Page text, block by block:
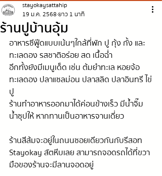
ร้านปูบ้านอุ้ม
stayokaysattahip
19 ม.ค. 2568 ยาว 1 นาที
อาหารซีฟู๊ดแบบเน้นๆใกล้ที่พัก ปู กุ้ง กั้ง และ
ทะเลดอง รสชาติอร่อย สด เนื้อฉ่ำ
อีกทั้งยังมีเมนูเด็ด เช่น ต้มยำทะเล หอยจ้อ
ทะเลดอง ปลาแซลม่อน ปลาสลิด ปลาอินทรี ไข่
ปู
ร้านทำอาหารออกมาได้ค่อนข้างเร็ว มีน้ำจิ๊ม
น้ำซุปให้ หากทานเป็นอาหารจานเดี่ยว
ร้านสีส้มจะอยู่ในถนนซอยเดียวกันกับรีสอท
Stayokay สัตหีบเลย สามารถจอดรถได้ที่ขวา
มือของร้านจะมีลานจอดอยู่